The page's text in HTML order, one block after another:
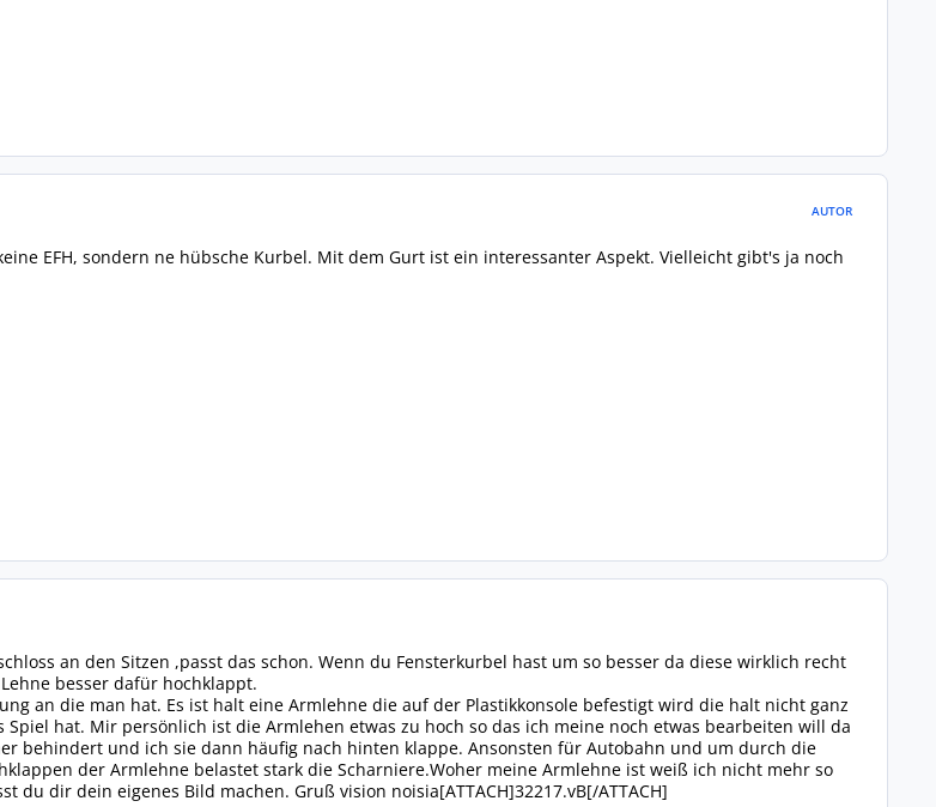
AUTOR
EFH, sondern ne hübsche Kurbel. Mit dem Gurt ist ein interessanter Aspekt. Vielleicht gibt's ja noch
an den Sitzen ,passt das schon. Wenn du Fensterkurbel hast um so besser da diese wirklich recht
besser dafür hochklappt.
an die man hat. Es ist halt eine Armlehne die auf der Plastikkonsole befestigt wird die halt nicht ganz
hat. Mir persönlich ist die Armlehen etwas zu hoch so das ich meine noch etwas bearbeiten will da
behindert und ich sie dann häufig nach hinten klappe. Ansonsten für Autobahn und um durch die
der Armlehne belastet stark die Scharniere.Woher meine Armlehne ist weiß ich nicht mehr so
du dir dein eigenes Bild machen. Gruß vision noisia[ATTACH]32217.vB[/ATTACH]